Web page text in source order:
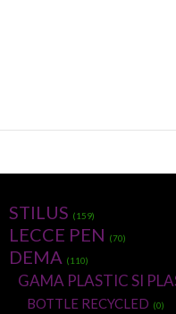
STILUS (159)
LECCE PEN (70)
DEMA (110)
GAMA PLASTIC SI
BOTTLE RECYCLED (0)